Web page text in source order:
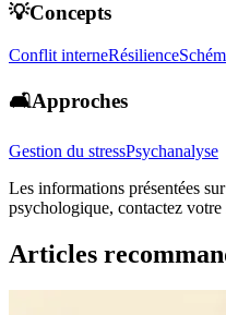
💡Concepts
Conflit interneRésilience
🛋️Approches
Gestion du stressPsychanalyse
Les informations présentées
psychologique, contactez
Articles